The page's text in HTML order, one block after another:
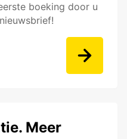
boeking door u
Meer